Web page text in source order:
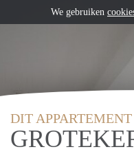
DIT
We gebruiken